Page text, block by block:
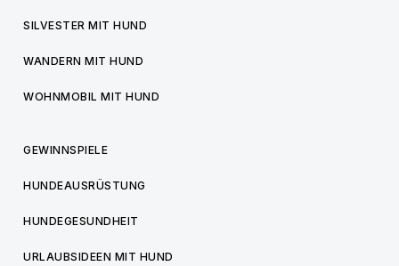
SILVESTER MIT HUND
WANDERN MIT HUND
WOHNMOBIL MIT HUND
GEWINNSPIELE
HUNDEAUSRÜSTUNG
HUNDEGESUNDHEIT
URLAUBSIDEEN MIT HUND